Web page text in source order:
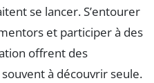
se lancer. S’entourer
et participer à des
offrent des
à découvrir seule.